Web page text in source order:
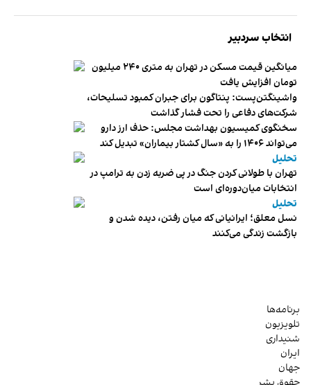
انتخاب سردبیر
میانگین قیمت مسکن در تهران به متری ۲۴۰ میلیون
تومان افزایش یافت
واشینگتن‌پست: پنتاگون برای جبران کمبود تسلیحات،
شرکت‌های دفاعی را تحت فشار گذاشت
سخنگوی کمیسیون بهداشت مجلس: حذف ارز دارو
می‌تواند ۱۴۰۶ را به «سال کشتار بیماران» تبدیل کند
تحلیل
تهران با طولانی کردن جنگ در پی ضربه زدن به ترامپ در
انتخابات میان‌دوره‌ای است
تحلیل
نسل معلق؛ ایرانیانی که میان رفتن، دیده شدن و
بازگشت زندگی می‌کنند
برنامه‌ها
تلویزیون
شنیداری
ایران
جهان